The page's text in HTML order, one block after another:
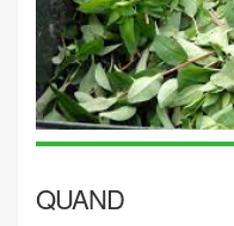
QUAND